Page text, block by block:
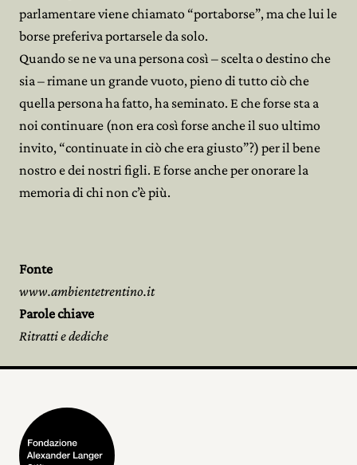
parlamentare viene chiamato “portaborse”, ma che lui le
borse preferiva portarsele da solo.
Quando se ne va una persona così – scelta o destino che
sia – rimane un grande vuoto, pieno di tutto ciò che
quella persona ha fatto, ha seminato. E che forse sta a
noi continuare (non era così forse anche il suo ultimo
invito, “continuate in ciò che era giusto”?) per il bene
nostro e dei nostri figli. E forse anche per onorare la
memoria di chi non c’è più.
Fonte
www.ambientetrentino.it
Parole chiave
Ritratti e dediche